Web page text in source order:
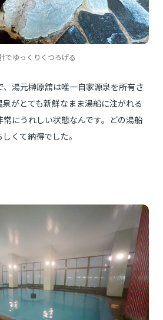
でゆっくりくつろげる
、湯元榊原舘は唯一自家源泉を所有さ
がとても新鮮なまま湯船に注がれる
にうれしい状態なんです。どの湯船
くて納得でした。